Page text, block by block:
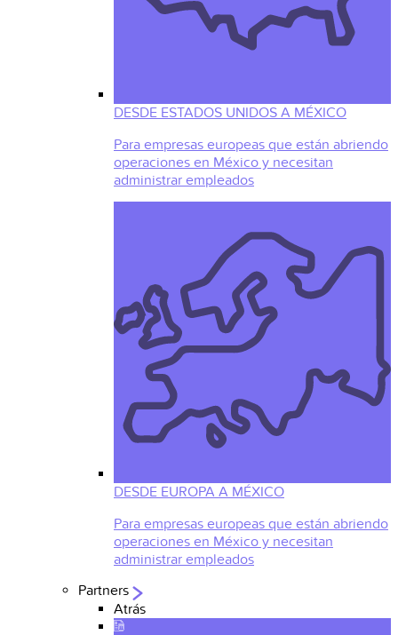
DESDE ESTADOS UNIDOS A MÉXICO
Para empresas europeas que están abriendo
operaciones en México y necesitan
administrar empleados
DESDE EUROPA A MÉXICO
Para empresas europeas que están abriendo
operaciones en México y necesitan
administrar empleados
Partners
Atrás